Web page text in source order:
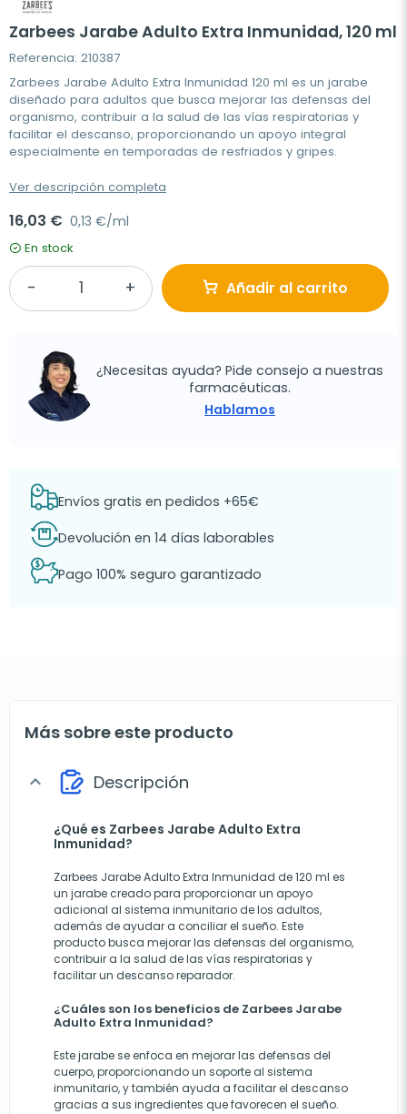
Zarbees Jarabe Adulto Extra Inmunidad, 120 ml
Referencia: 210387
Zarbees Jarabe Adulto Extra Inmunidad 120 ml es un jarabe
diseñado para adultos que busca mejorar las defensas del
organismo, contribuir a la salud de las vías respiratorias y
facilitar el descanso, proporcionando un apoyo integral
especialmente en temporadas de resfriados y gripes.
Ver descripción completa
16,03 € 0,13 €/ml
En stock
Añadir al carrito
¿Necesitas ayuda? Pide consejo a nuestras
farmacéuticas.
Hablamos
Envíos gratis en pedidos +65€
Devolución en 14 días laborables
Pago 100% seguro garantizado
Más sobre este producto
expand_more Descripción
¿Qué es Zarbees Jarabe Adulto Extra
Inmunidad?
Zarbees Jarabe Adulto Extra Inmunidad de 120 ml es
un jarabe creado para proporcionar un apoyo
adicional al sistema inmunitario de los adultos,
además de ayudar a conciliar el sueño. Este
producto busca mejorar las defensas del organismo,
contribuir a la salud de las vías respiratorias y
facilitar un descanso reparador.
¿Cuáles son los beneficios de Zarbees Jarabe
Adulto Extra Inmunidad?
Este jarabe se enfoca en mejorar las defensas del
cuerpo, proporcionando un soporte al sistema
inmunitario, y también ayuda a facilitar el descanso
gracias a sus ingredientes que favorecen el sueño.